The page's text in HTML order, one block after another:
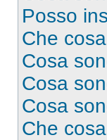
Posso
Che
Cosa
Cosa
Cosa
Che